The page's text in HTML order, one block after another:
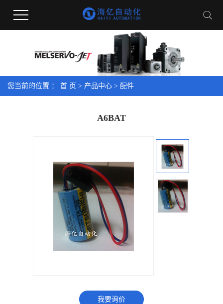
您当前的位置 ： 首 页 > 产品中心 > 配件
A6BAT
我要询价